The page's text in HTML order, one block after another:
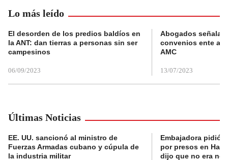
Lo más leído
El desorden de los predios baldíos en
la ANT: dan tierras a personas sin ser
campesinos
06/09/2023
Abogados
convenios ente
AMC
13/07/2023
Últimas Noticias
EE. UU. sancionó al ministro de
Fuerzas Armadas cubano y cúpula de
la industria militar
Embajadora pidió
por presos en
dijo que no era